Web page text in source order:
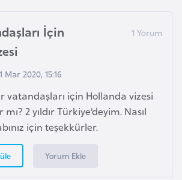
İçin
Mar 2020, 15:16
vatandaşları için Hollanda vizesi
2 yıldır Türkiye’deyim. Nasıl
için teşekkürler.
Yorum Ekle